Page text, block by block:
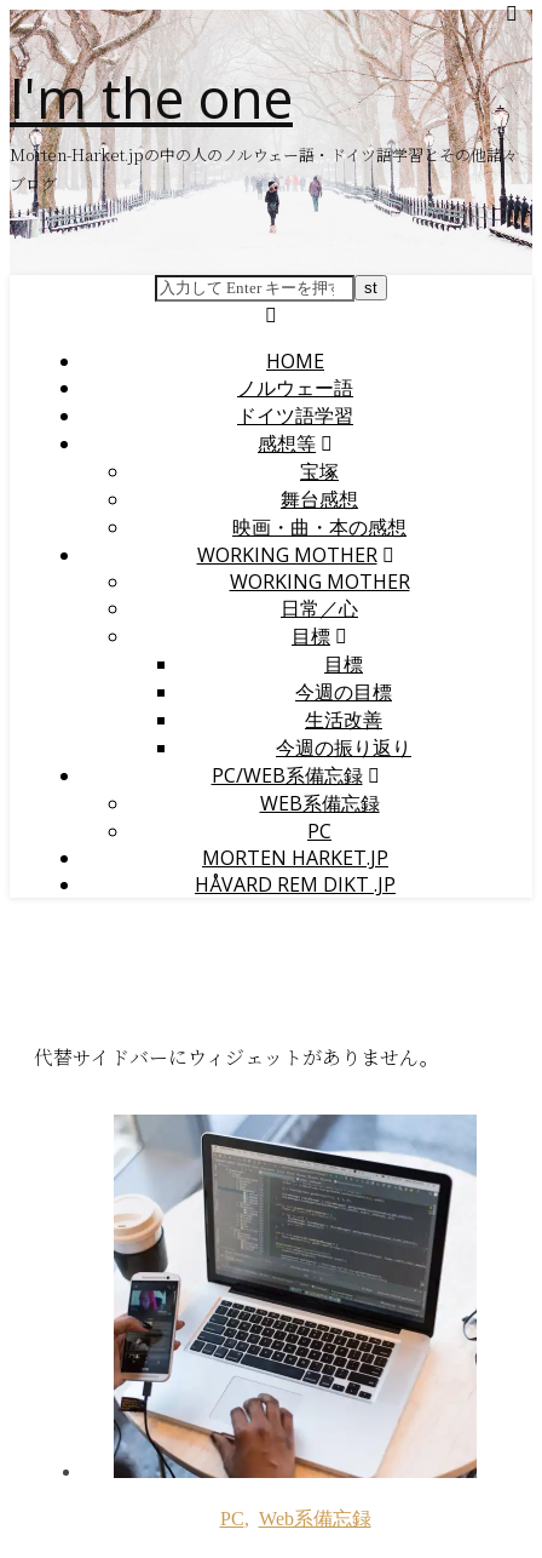
I'm the one
Morten-Harket.jpの中の人のノルウェー語・ドイツ語学習とその他諸々
ブログ
HOME
ノルウェー語
ドイツ語学習
感想等
宝塚
舞台感想
映画・曲・本の感想
WORKING MOTHER
WORKING MOTHER
日常／心
目標
目標
今週の目標
生活改善
今週の振り返り
PC/WEB系備忘録
WEB系備忘録
PC
MORTEN HARKET.JP
HÅVARD REM DIKT .JP
代替サイドバーにウィジェットがありません。
PC, Web系備忘録